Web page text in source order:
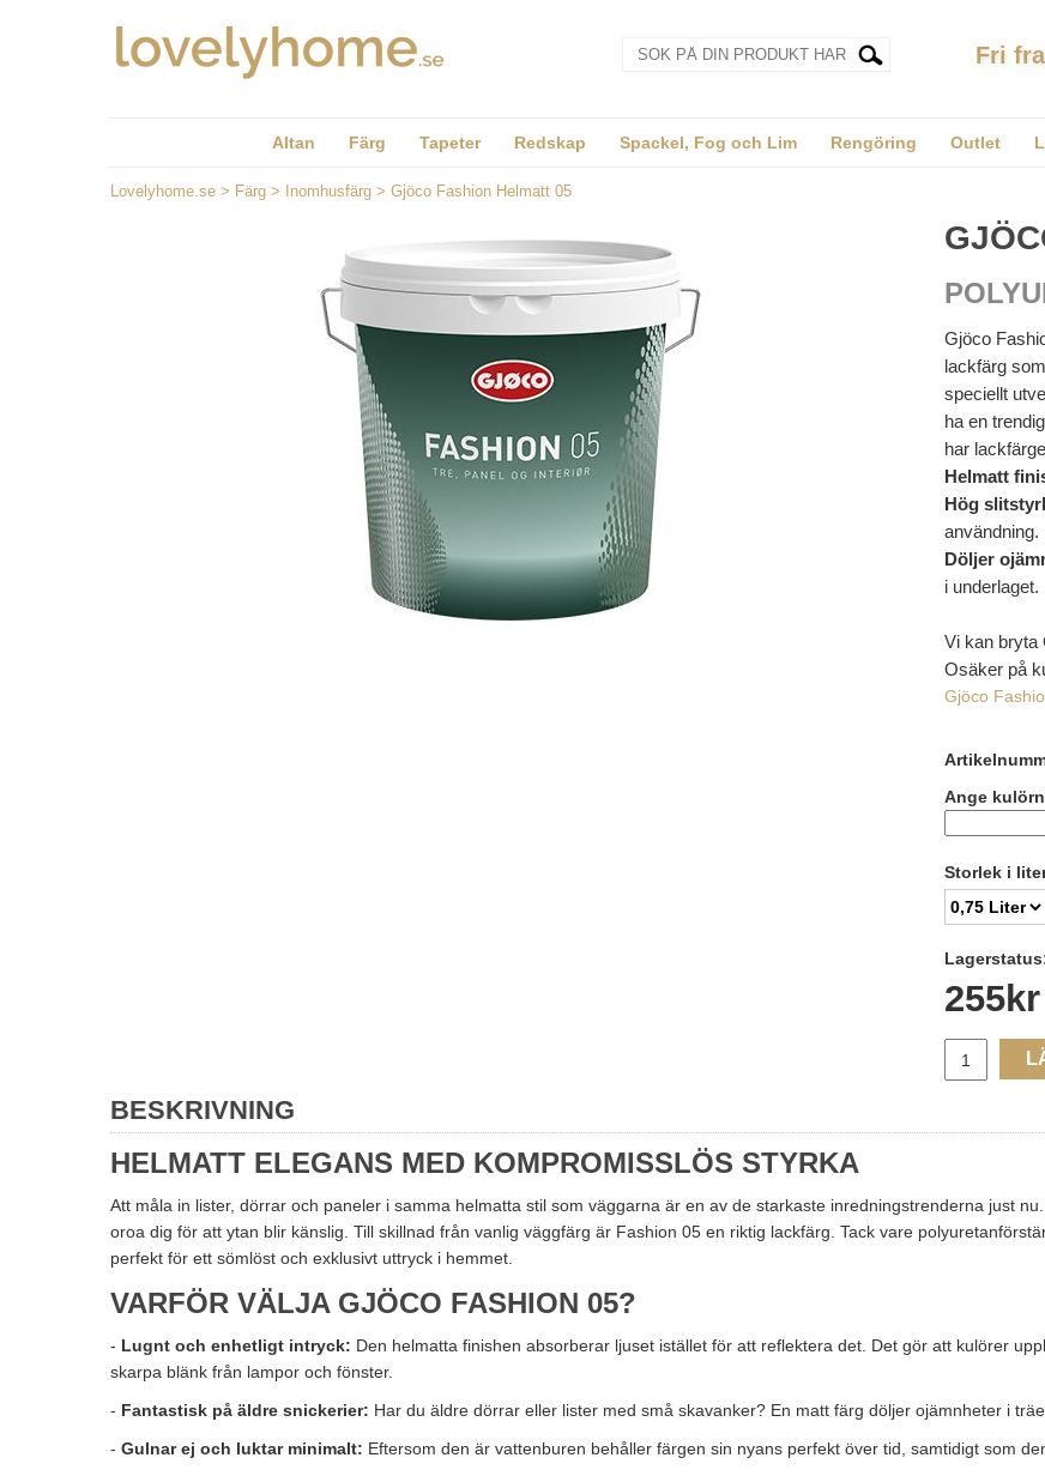
Fri
Altan Färg Tapeter Redskap Spackel, Fog och Lim Rengöring Outlet
Lovelyhome.se > Färg > Inomhusfärg > Gjöco Fashion Helmatt 05
Gjöco
lackfärg
speciellt
ha en
har
Helmatt
Hög
användning.
Döljer
i underlaget.
Vi kan bryta
Osäker på
Gjöco
Ange
Storlek i
255kr
BESKRIVNING
HELMATT ELEGANS MED KOMPROMISSLÖS STYRKA
Att måla in lister, dörrar och paneler i samma helmatta stil som väggarna är en av de starkaste inredningstrenderna just
oroa dig för att ytan blir känslig. Till skillnad från vanlig väggfärg är Fashion 05 en riktig lackfärg. Tack vare
perfekt för ett sömlöst och exklusivt uttryck i hemmet.
VARFÖR VÄLJA GJÖCO FASHION 05?
- Lugnt och enhetligt intryck: Den helmatta finishen absorberar ljuset istället för att reflektera det. Det gör att kulörer
skarpa blänk från lampor och fönster.
- Fantastisk på äldre snickerier: Har du äldre dörrar eller lister med små skavanker? En matt färg döljer ojämnheter i
- Gulnar ej och luktar minimalt: Eftersom den är vattenburen behåller färgen sin nyans perfekt över tid, samtidigt som